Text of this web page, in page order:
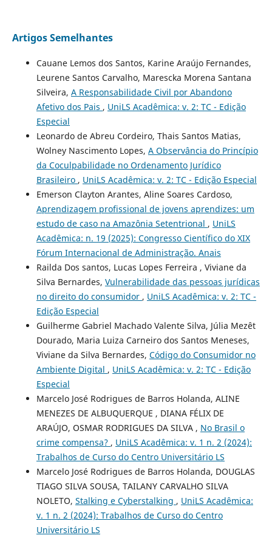
Artigos Semelhantes
Cauane Lemos dos Santos, Karine Araújo Fernandes,
Leurene Santos Carvalho, Marescka Morena Santana
Silveira, A Responsabilidade Civil por Abandono
Afetivo dos Pais , UniLS Acadêmica: v. 2: TC - Edição
Especial
Leonardo de Abreu Cordeiro, Thais Santos Matias,
Wolney Nascimento Lopes, A Observância do Princípio
da Coculpabilidade no Ordenamento Jurídico
Brasileiro , UniLS Acadêmica: v. 2: TC - Edição Especial
Emerson Clayton Arantes, Aline Soares Cardoso,
Aprendizagem profissional de jovens aprendizes: um
estudo de caso na Amazônia Setentrional , UniLS
Acadêmica: n. 19 (2025): Congresso Científico do XIX
Fórum Internacional de Administração. Anais
Railda Dos santos, Lucas Lopes Ferreira , Viviane da
Silva Bernardes, Vulnerabilidade das pessoas jurídicas
no direito do consumidor , UniLS Acadêmica: v. 2: TC -
Edição Especial
Guilherme Gabriel Machado Valente Silva, Júlia Mezêt
Dourado, Maria Luiza Carneiro dos Santos Meneses,
Viviane da Silva Bernardes, Código do Consumidor no
Ambiente Digital , UniLS Acadêmica: v. 2: TC - Edição
Especial
Marcelo José Rodrigues de Barros Holanda, ALINE
MENEZES DE ALBUQUERQUE , DIANA FÉLIX DE
ARAÚJO, OSMAR RODRIGUES DA SILVA , No Brasil o
crime compensa? , UniLS Acadêmica: v. 1 n. 2 (2024):
Trabalhos de Curso do Centro Universitário LS
Marcelo José Rodrigues de Barros Holanda, DOUGLAS
TIAGO SILVA SOUSA, TAILANY CARVALHO SILVA
NOLETO, Stalking e Cyberstalking , UniLS Acadêmica:
v. 1 n. 2 (2024): Trabalhos de Curso do Centro
Universitário LS